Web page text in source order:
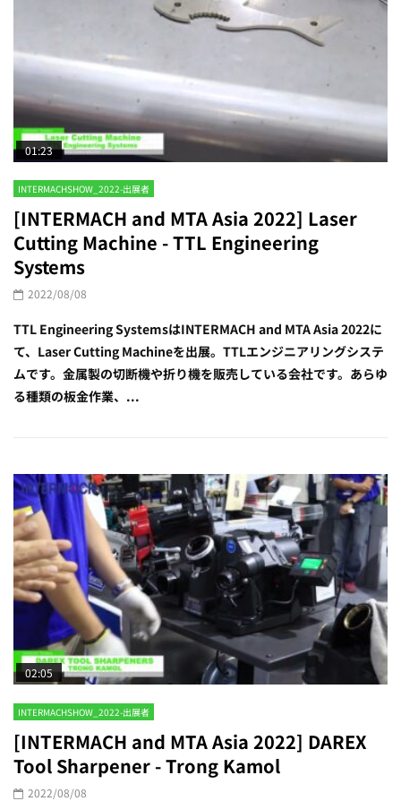
01:23
INTERMACHSHOW_2022-出展者
[INTERMACH and MTA Asia 2022] Laser
Cutting Machine - TTL Engineering
Systems
2022/08/08
TTL Engineering SystemsはINTERMACH and MTA Asia 2022に
て、Laser Cutting Machineを出展。TTLエンジニアリングシステ
ムです。金属製の切断機や折り機を販売している会社です。あらゆ
る種類の板金作業、...
02:05
INTERMACHSHOW_2022-出展者
[INTERMACH and MTA Asia 2022] DAREX
Tool Sharpener - Trong Kamol
2022/08/08